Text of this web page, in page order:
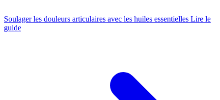
Soulager les douleurs articulaires avec les huiles essentielles Lire le
guide